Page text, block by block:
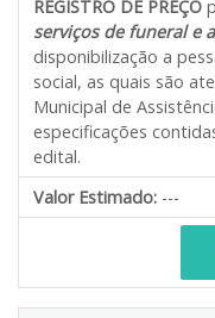
REGISTRO DE PREÇO
serviços de funeral e
disponibilização a
social, as quais são
Municipal de
especificações
edital.
Valor Estimado: ---